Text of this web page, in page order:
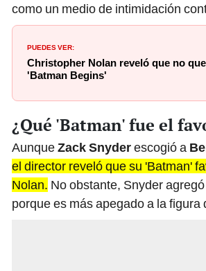
como un medio de intimidación
PUEDES VER:
Christopher Nolan reveló que no
'Batman Begins'
¿Qué 'Batman' fue el
AunqueZack Snyderescogió a
el director reveló que su 'Batman'
Nolan. No obstante, Snyder
porque es más apegado a la figura